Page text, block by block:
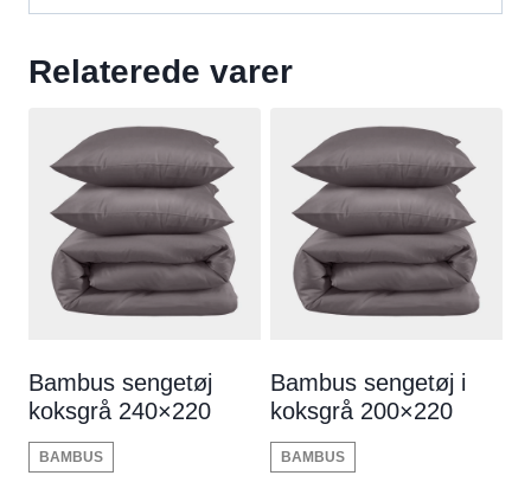
Relaterede varer
Bambus sengetøj
koksgrå 240×220
BAMBUS
Bambus sengetøj i
koksgrå 200×220
BAMBUS